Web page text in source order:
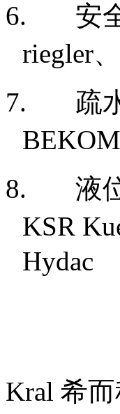
6. 安
riegler、
7. 疏水
8. 液
KSR
Hydac
Kral 希